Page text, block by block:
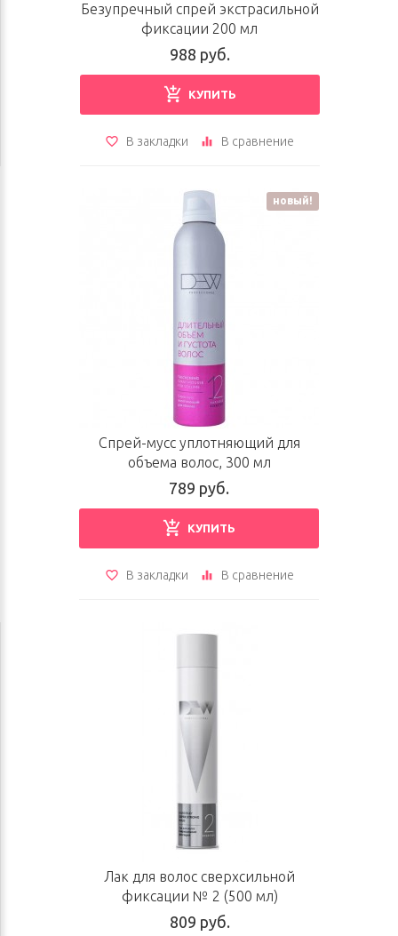
Безупречный спрей экстрасильной
фиксации 200 мл
988 руб.
КУПИТЬ
В закладки В сравнение
новый!
Спрей-мусс уплотняющий для
объема волос, 300 мл
789 руб.
КУПИТЬ
В закладки В сравнение
Лак для волос сверхсильной
фиксации № 2 (500 мл)
809 руб.